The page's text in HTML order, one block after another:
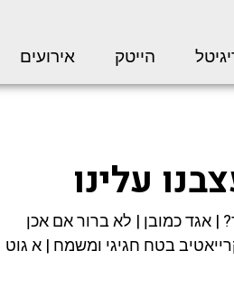
הייטק אירועים
עלינו
| אגד כמובן | לא ברור אם אכן
בטח חגיגי ומשמח | א גוט